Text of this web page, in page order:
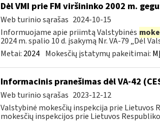
Dėl VMI prie FM viršininko 2002 m.
Web turinio sąrašas 2024-10-15
Informuojame apie priimtą Valstybinės
2024 m. spalio 10 d. įsakymą Nr. VA-79 „Dėl
Metai: 2024 Mokesčių įstatymų pakeitimai:
Informacinis pranešimas dėl VA-42
Web turinio sąrašas 2023-12-12
Valstybinė mokesčių inspekcija prie
mokesčių inspekcijos prie Lietuvos